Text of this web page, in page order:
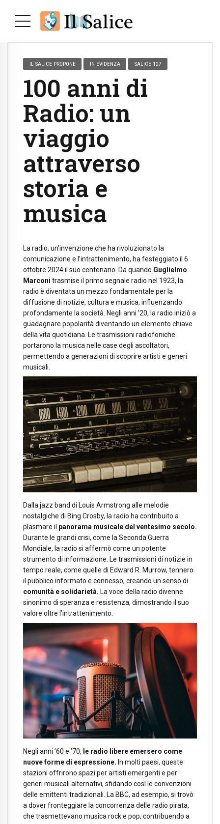
IL SALICE PROPONE IN EVIDENZA SALICE 127
100 anni di
Radio: un
viaggio
attraverso
storia e
musica
La radio, un’invenzione che ha rivoluzionato la
comunicazione e l’intrattenimento, ha festeggiato il 6
ottobre 2024 il suo centenario. Da quando Guglielmo
Marconi trasmise il primo segnale radio nel 1923, la
radio è diventata un mezzo fondamentale per la
diffusione di notizie, cultura e musica, influenzando
profondamente la società. Negli anni ’20, la radio iniziò a
guadagnare popolarità diventando un elemento chiave
della vita quotidiana. Le trasmissioni radiofoniche
portarono la musica nelle case degli ascoltatori,
permettendo a generazioni di scoprire artisti e generi
musicali.
Dalla jazz band di Louis Armstrong alle melodie
nostalgiche di Bing Crosby, la radio ha contribuito a
plasmare il panorama musicale del ventesimo secolo.
Durante le grandi crisi, come la Seconda Guerra
Mondiale, la radio si affermò come un potente
strumento di informazione. Le trasmissioni di notizie in
tempo reale, come quelle di Edward R. Murrow, tennero
il pubblico informato e connesso, creando un senso di
comunità e solidarietà. La voce della radio divenne
sinonimo di speranza e resistenza, dimostrando il suo
valore oltre l’intrattenimento.
Negli anni ’60 e ’70, le radio libere emersero come
nuove forme di espressione. In molti paesi, queste
stazioni offrirono spazi per artisti emergenti e per
generi musicali alternativi, sfidando così le convenzioni
delle emittenti tradizionali. La BBC, ad esempio, si trovò
a dover fronteggiare la concorrenza delle radio pirata,
che trasmettevano musica rock e pop, contribuendo a